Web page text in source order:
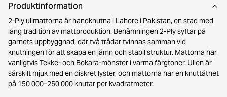
Produktinformation
2-Ply ullmattorna är handknutna i Lahore i Pakistan, en stad med
lång tradition av mattproduktion. Benämningen 2-Ply syftar på
garnets uppbyggnad, där två trådar tvinnas samman vid
knutningen för att skapa en jämn och stabil struktur. Mattorna har
vanligtvis Tekke- och Bokara-mönster i varma färgtoner. Ullen är
särskilt mjuk med en diskret lyster, och mattorna har en knuttäthet
på 150 000–250 000 knutar per kvadratmeter.